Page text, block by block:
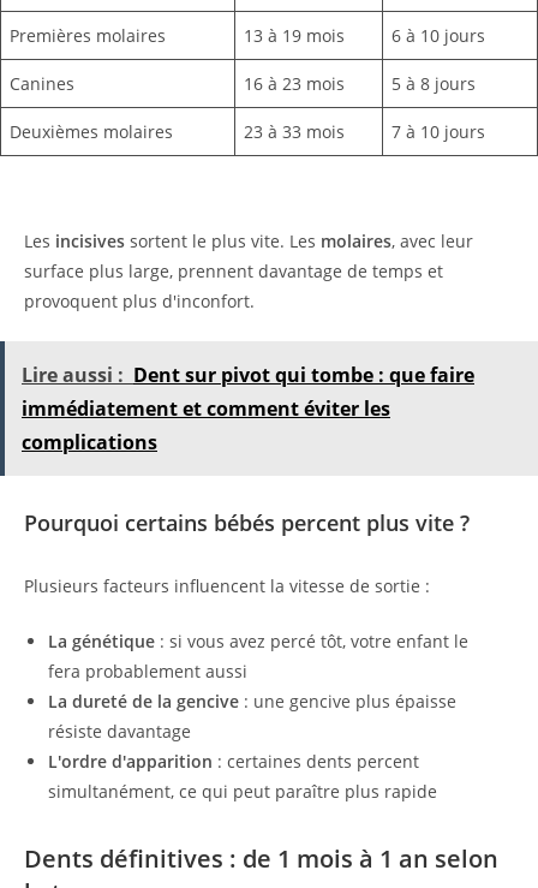
Premières molaires 13 à 19 mois 6 à 10 jours
Canines 16 à 23 mois 5 à 8 jours
Deuxièmes molaires 23 à 33 mois 7 à 10 jours
Les incisives sortent le plus vite. Les molaires, avec leur
surface plus large, prennent davantage de temps et
provoquent plus d'inconfort.
Lire aussi : Dent sur pivot qui tombe : que faire
immédiatement et comment éviter les
complications
Pourquoi certains bébés percent plus vite ?
Plusieurs facteurs influencent la vitesse de sortie :
La génétique : si vous avez percé tôt, votre enfant le
fera probablement aussi
La dureté de la gencive : une gencive plus épaisse
résiste davantage
L'ordre d'apparition : certaines dents percent
simultanément, ce qui peut paraître plus rapide
Dents définitives : de 1 mois à 1 an selon